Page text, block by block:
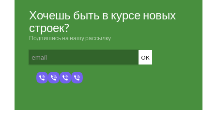
Хочешь быть в курсе новых
строек?
Подпишись на нашу рассылку